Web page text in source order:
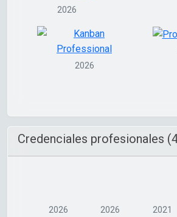
2026
2026
Credenciales profesionales
2026 2026 2021